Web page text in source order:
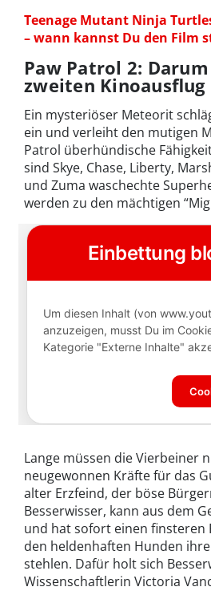
Teenage Mutant Ninja
– wann kannst Du den Film
Paw Patrol 2:
zweiten Kinoausflug
Ein mysteriöser Meteorit
ein und verleiht den mutigen
Patrol überhündische
sind Skye, Chase, Liberty,
und Zuma waschechte
werden zu den mächtigen
Lange müssen die Vierbeiner
neugewonnen Kräfte für das
alter Erzfeind, der böse
Besserwisser, kann aus dem
und hat sofort einen finsteren
den heldenhaften Hunden
stehlen. Dafür holt sich
Wissenschaftlerin Victoria